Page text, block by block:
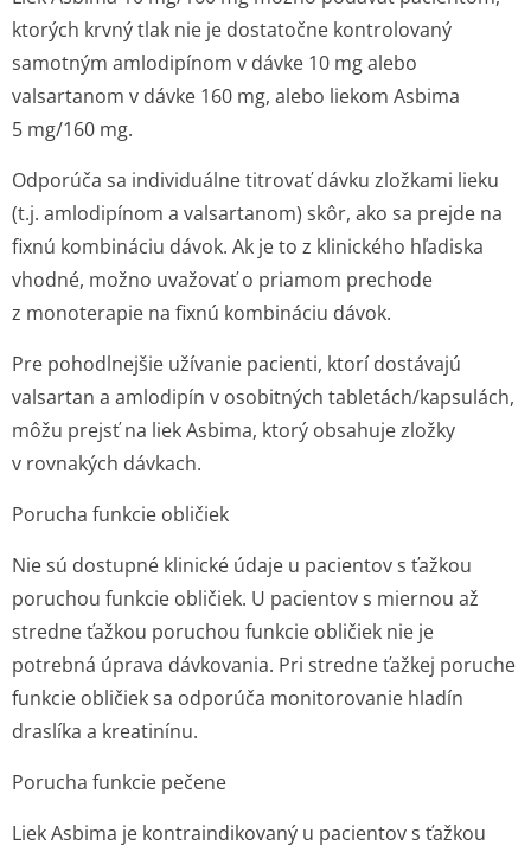
ktorých krvný tlak nie je dostatočne kontrolovaný
samotným amlodipínom v dávke 10 mg alebo
valsartanom v dávke 160 mg, alebo liekom Asbima
5 mg/160 mg.
Odporúča sa individuálne titrovať dávku zložkami lieku
(t.j. amlodipínom a valsartanom) skôr, ako sa prejde na
fixnú kombináciu dávok. Ak je to z klinického hľadiska
vhodné, možno uvažovať o priamom prechode
z monoterapie na fixnú kombináciu dávok.
Pre pohodlnejšie užívanie pacienti, ktorí dostávajú
valsartan a amlodipín v osobitných tabletách/kap­sulách,
môžu prejsť na liek Asbima, ktorý obsahuje zložky
v rovnakých dávkach.
Porucha funkcie obličiek
Nie sú dostupné klinické údaje u pacientov s ťažkou
poruchou funkcie obličiek. U pacientov s miernou až
stredne ťažkou poruchou funkcie obličiek nie je
potrebná úprava dávkovania. Pri stredne ťažkej poruche
funkcie obličiek sa odporúča monitorovanie hladín
draslíka a kreatinínu.
Porucha funkcie pečene
Liek Asbima je kontraindikovaný u pacientov s ťažkou